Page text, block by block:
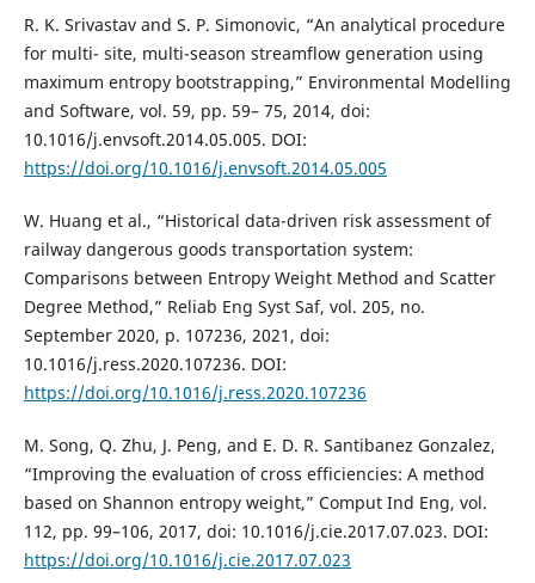
R. K. Srivastav and S. P. Simonovic, “An analytical procedure
for multi- site, multi-season streamflow generation using
maximum entropy bootstrapping,” Environmental Modelling
and Software, vol. 59, pp. 59– 75, 2014, doi:
10.1016/j.envsoft.2014.05.005. DOI:
https://doi.org/10.1016/j.envsoft.2014.05.005
W. Huang et al., “Historical data-driven risk assessment of
railway dangerous goods transportation system:
Comparisons between Entropy Weight Method and Scatter
Degree Method,” Reliab Eng Syst Saf, vol. 205, no.
September 2020, p. 107236, 2021, doi:
10.1016/j.ress.2020.107236. DOI:
https://doi.org/10.1016/j.ress.2020.107236
M. Song, Q. Zhu, J. Peng, and E. D. R. Santibanez Gonzalez,
“Improving the evaluation of cross efficiencies: A method
based on Shannon entropy weight,” Comput Ind Eng, vol.
112, pp. 99–106, 2017, doi: 10.1016/j.cie.2017.07.023. DOI:
https://doi.org/10.1016/j.cie.2017.07.023